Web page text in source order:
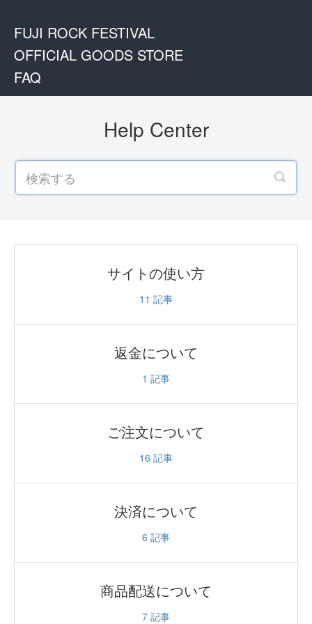
FUJI ROCK FESTIVAL
OFFICIAL GOODS STORE
FAQ
Help Center
サイトの使い方
11 記事
返金について
1 記事
ご注文について
16 記事
決済について
6 記事
商品配送について
7 記事